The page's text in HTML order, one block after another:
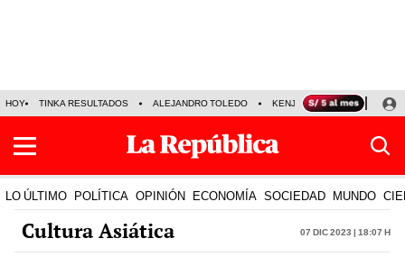
HOY TINKA RESULTADOS ALEJANDRO TOLEDO KENJI FUJIMORI
LO ÚLTIMO POLÍTICA OPINIÓN ECONOMÍA SOCIEDAD MUNDO
Cultura Asiática 07 Dic 2023 | 18:07 h